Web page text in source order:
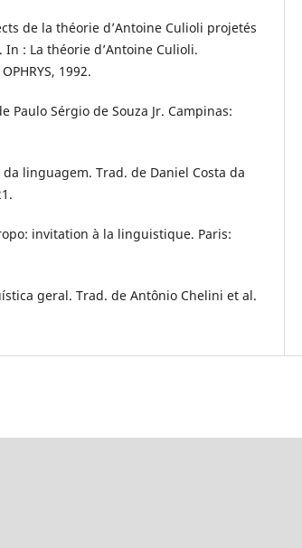
de la théorie d’Antoine Culioli projetés
: La théorie d’Antoine Culioli.
1992.
Paulo Sérgio de Souza Jr. Campinas:
da linguagem. Trad. de Daniel Costa da
invitation à la linguistique. Paris:
geral. Trad. de Antônio Chelini et al.